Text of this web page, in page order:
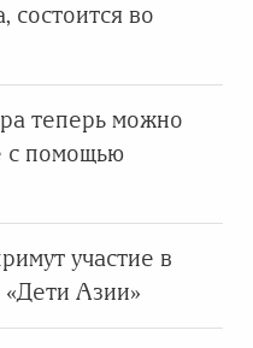
состоится во
теперь можно
с помощью
участие в
«Дети Азии»